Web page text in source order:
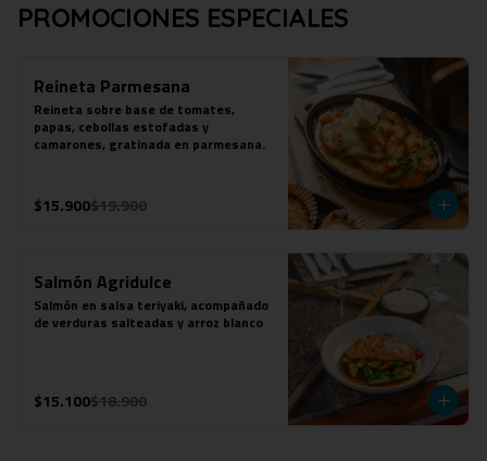
PROMOCIONES ESPECIALES
Reineta Parmesana
Reineta sobre base de tomates,
papas, cebollas estofadas y
camarones, gratinada en parmesana.
$15.900$19.900
Salmón Agridulce
Salmón en salsa teriyaki, acompañado
de verduras salteadas y arroz blanco
$15.100$18.900